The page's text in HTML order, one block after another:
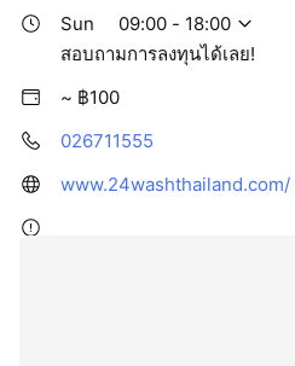
Sun
09:00 - 18:00
สอบถามการลงทุนได้เลย!
~ ฿100
026711555
www.24washthailand.com/